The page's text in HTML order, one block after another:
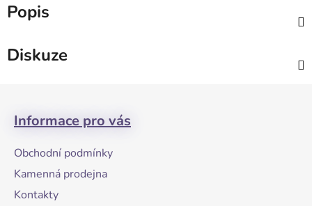
Popis
Diskuze
Informace pro vás
Obchodní podmínky
Kamenná prodejna
Kontakty